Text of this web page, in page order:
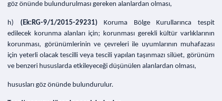
göz önünde bulundurulması gereken alanlardan olması,
h) (Ek:RG-9/1/2015-29231) Koruma Bölge Kurullarınca tespit
edilecek korunma alanları için; korunması gerekli kültür varlıklarının
korunması, görünümlerinin ve çevreleri ile uyumlarının muhafazası
için yeterli olacak tescilli veya tescili yapılan taşınmazı silüet, görünüm
ve benzeri hususlarda etkileyeceği düşünülen alanlardan olması,
hususları göz önünde bulundurulur.